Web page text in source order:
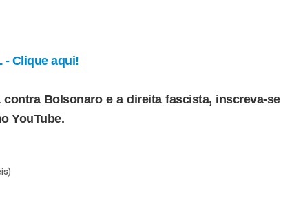
- Clique aqui!
Bolsonaro e a direita fascista, inscreva-se
YouTube.